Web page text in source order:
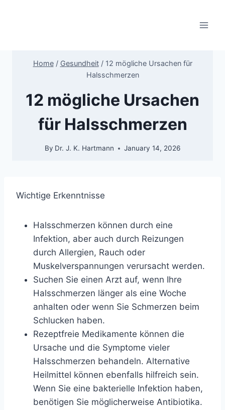
Home / Gesundheit / 12 mögliche Ursachen für
Halsschmerzen
12 mögliche Ursachen
für Halsschmerzen
By Dr. J. K. Hartmann January 14, 2026
Wichtige Erkenntnisse
Halsschmerzen können durch eine
Infektion, aber auch durch Reizungen
durch Allergien, Rauch oder
Muskelverspannungen verursacht werden.
Suchen Sie einen Arzt auf, wenn Ihre
Halsschmerzen länger als eine Woche
anhalten oder wenn Sie Schmerzen beim
Schlucken haben.
Rezeptfreie Medikamente können die
Ursache und die Symptome vieler
Halsschmerzen behandeln. Alternative
Heilmittel können ebenfalls hilfreich sein.
Wenn Sie eine bakterielle Infektion haben,
benötigen Sie möglicherweise Antibiotika.